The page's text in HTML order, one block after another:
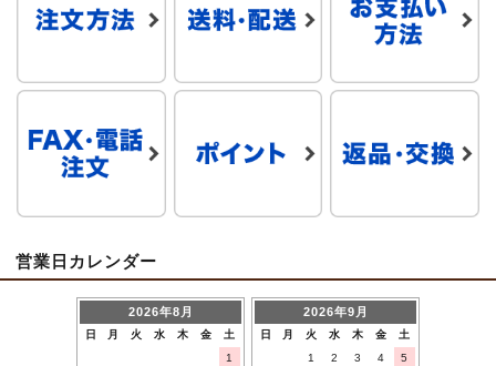
営業日カレンダー
2026年8月
日 月 火 水 木 金
土
1
2026年9月
日 月 火 水 木 金
土
1
2 3 4
5